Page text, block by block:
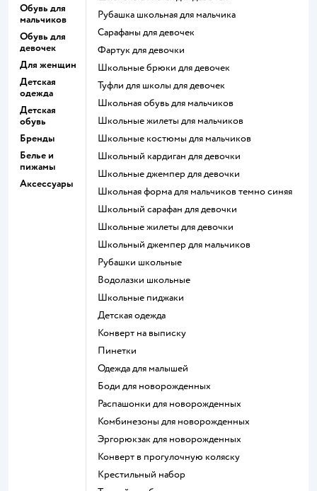
Обувь для
мальчиков
Обувь для
девочек
Для женщин
Детская
одежда
Детская
обувь
Бренды
Белье и
пижамы
Аксессуары
Рубашка школьная для мальчика
Сарафаны для девочек
Фартук для девочки
Школьные брюки для девочек
Туфли для школы для девочек
Школьная обувь для мальчиков
Школьные жилеты для мальчиков
Школьные костюмы для мальчиков
Школьный кардиган для девочки
Школьные джемпер для девочки
Школьная форма для мальчиков темно синяя
Школьный сарафан для девочки
Школьные жилеты для девочки
Школьный джемпер для мальчиков
Рубашки школьные
Водолазки школьные
Школьные пиджаки
Детская одежда
Конверт на выписку
Пинетки
Одежда для малышей
Боди для новорожденных
Распашонки для новорожденных
Комбинезоны для новорожденных
Эргорюкзак для новорожденных
Конверт в прогулочную коляску
Крестильный набор